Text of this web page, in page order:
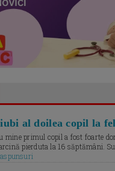
al doilea copil la
mine primul copil a fost foarte
pierduta la 16 săptămâni.